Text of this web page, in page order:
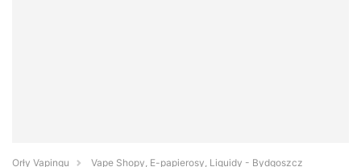
Orły Vapingu
Vape Shopy, E-papierosy, Liquidy - Bydgoszcz